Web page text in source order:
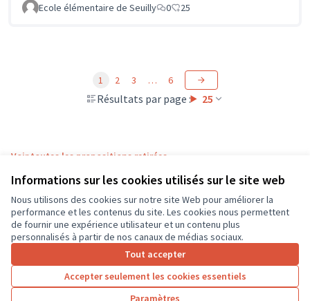
Informations sur les cookies utilisés sur le site web
Nous utilisons des cookies sur notre site Web pour améliorer la
performance et les contenus du site. Les cookies nous permettent
de fournir une expérience utilisateur et un contenu plus
personnalisés à partir de nos canaux de médias sociaux.
Tout accepter
Accepter seulement les cookies essentiels
Paramètres
Ecole élémentaire de Seuilly
0 25
Résultats par page : 25
1 2 3 … 6
Voir toutes les propositions retirées
Conditions d'utilisation
Paramètres des cookies
CD37 sur X
(Lien externe)
CD37 sur Facebook
CD37 sur Instagram
CD37 sur YouTube
(Lien externe)
Licence
(Lien